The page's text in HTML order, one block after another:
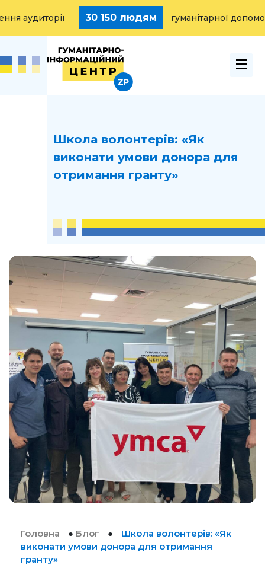
30 150 людям гуманітарної допомоги
Школа волонтерів: «Як
виконати умови донора для
отримання гранту»
Головна ● Блог ●
Школа волонтерів: «Як
виконати умови донора для отримання
гранту»